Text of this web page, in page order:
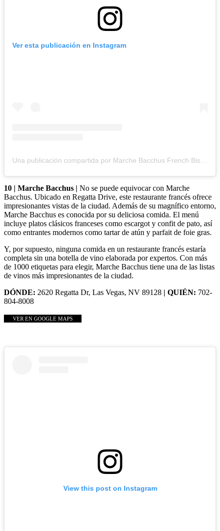
Ver esta publicación en Instagram
Una publicación compartida por Marche Bacchus French Bistro (@marche_bacchus)
10 | Marche Bacchus | No se puede equivocar con Marche
Bacchus. Ubicado en Regatta Drive, este restaurante francés ofrece
impresionantes vistas de la ciudad. Además de su magnífico entorno,
Marche Bacchus es conocida por su deliciosa comida. El menú
incluye platos clásicos franceses como escargot y confit de pato, así
como entrantes modernos como tartar de atún y parfait de foie gras.
Y, por supuesto, ninguna comida en un restaurante francés estaría
completa sin una botella de vino elaborada por expertos. Con más
de 1000 etiquetas para elegir, Marche Bacchus tiene una de las listas
de vinos más impresionantes de la ciudad.
DÓNDE: 2620 Regatta Dr, Las Vegas, NV 89128 | QUIÉN: 702-
804-8008
VER EN GOOGLE MAPS
View this post on Instagram